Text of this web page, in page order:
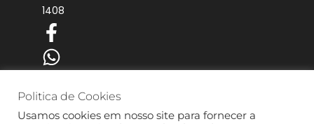
1408
F
a
c
e
b
W
h
a
t
s
I
n
s
t
a
Y
o
u
t
u
Politica de Cookies
Usamos cookies em nosso site para fornecer a